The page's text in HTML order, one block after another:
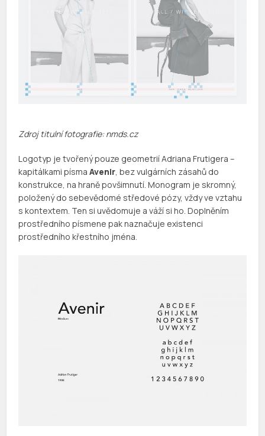
Zdroj titulní fotografie: nmds.cz
Logotyp je tvořený pouze geometrií Adriana Frutigera –
kapitálkami písmaAvenir , bez vulgárních zásahů do
konstrukce, na hraně povšimnutí. Monogram je skromný,
položený do sebevědomé středové pózy, vždy ve vztahu
s kontextem. Ten si uvědomuje a váží si ho. Doplněním
prostředního písmene pak naznačuje existenci
prostředního křestního jména.